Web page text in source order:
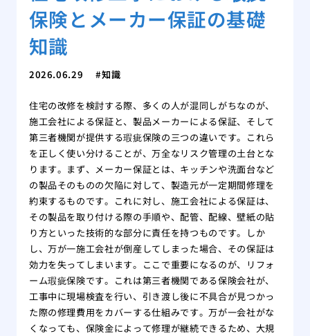
保険とメーカー保証の基礎
知識
2026.06.29 知識
住宅の改修を検討する際、多くの人が混同しがちなのが、
施工会社による保証と、製品メーカーによる保証、そして
第三者機関が提供する瑕疵保険の三つの違いです。これら
を正しく使い分けることが、万全なリスク管理の土台とな
ります。まず、メーカー保証とは、キッチンや洗面台など
の製品そのものの欠陥に対して、製造元が一定期間修理を
約束するものです。これに対し、施工会社による保証は、
その製品を取り付ける際の手順や、配管、配線、壁紙の貼
り方といった技術的な部分に責任を持つものです。しか
し、万が一施工会社が倒産してしまった場合、その保証は
効力を失ってしまいます。ここで重要になるのが、リフォ
ーム瑕疵保険です。これは第三者機関である保険会社が、
工事中に現場検査を行い、引き渡し後に不具合が見つかっ
た際の修理費用をカバーする仕組みです。万が一会社がな
くなっても、保険金によって修理が継続できるため、大規